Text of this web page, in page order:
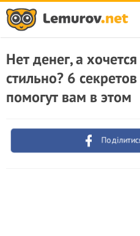
Нет денег, а
стильно? 6
помогут вам в этом